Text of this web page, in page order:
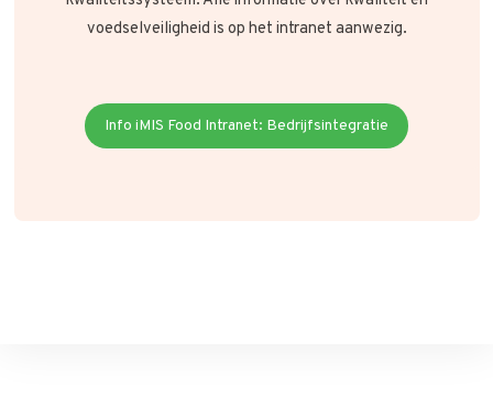
voedselveiligheid is op het intranet aanwezig.
Info iMIS Food Intranet: Bedrijfsintegratie